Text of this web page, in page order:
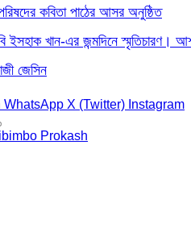
কবিতা পাঠের আসর অনুষ্ঠিত
খান-এর জন্মদিনে স্মৃতিচারণ।
জেসিন
WhatsApp X (Twitter) Instagram